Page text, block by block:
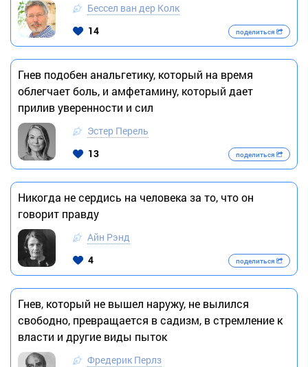
Бессел ван дер Колк
14
поделиться
Гнев подобен анальгетику, который на время
облегчает боль, и амфетамину, который дает
прилив уверенности и сил
Эстер Перель
13
поделиться
Никогда не сердись на человека за то, что он
говорит правду
Айн Рэнд
4
поделиться
Гнев, который не вышел наружу, не вылился
свободно, превращается в садизм, в стремление к
власти и другие виды пыток
Фредерик Перлз